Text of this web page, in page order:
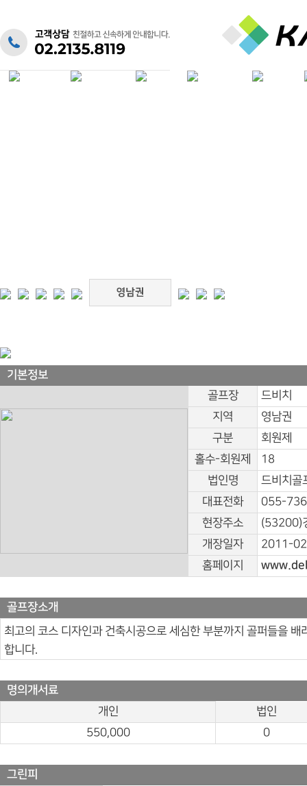
기본정보
골프장
드비치
지역
영남권
구분
회원제
홀수-회원제
18
법인명
드비치골
대표전화
055-
현장주소
(53200)
개장일자
2011-
홈페이지
골프장소개
최고의 코스 디자인과 건축시공으로 세심한 부분까지 골퍼들을
합니다.
명의개서료
개인
법인
550,000
0
그린피